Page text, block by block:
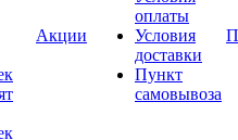
Акции
оплаты
Условия
доставки
Пункт
самовывоза